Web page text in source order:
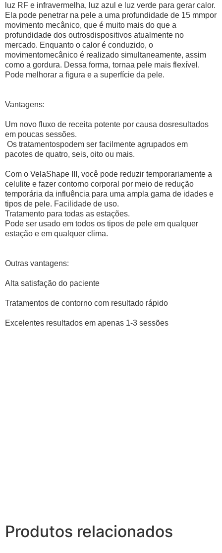
luz RF e infravermelha, luz azul e luz verde para gerar calor.
Ela pode penetrar na pele a uma profundidade de 15 mmpor
movimento mecânico, que é muito mais do que a
profundidade dos outrosdispositivos atualmente no
mercado. Enquanto o calor é conduzido, o
movimentomecânico é realizado simultaneamente, assim
como a gordura. Dessa forma, tornaa pele mais flexível.
Pode melhorar a figura e a superfície da pele.
Vantagens:
Um novo fluxo de receita potente por causa dosresultados
em poucas sessões.
Os tratamentospodem ser facilmente agrupados em
pacotes de quatro, seis, oito ou mais.
Com o VelaShape III, você pode reduzir temporariamente a
celulite e fazer contorno corporal por meio de redução
temporária da influência para uma ampla gama de idades e
tipos de pele. Facilidade de uso.
Tratamento para todas as estações.
Pode ser usado em todos os tipos de pele em qualquer
estação e em qualquer clima.
Outras vantagens:
Alta satisfação do paciente
Tratamentos de contorno com resultado rápido
Excelentes resultados em apenas 1-3 sessões
Produtos relacionados